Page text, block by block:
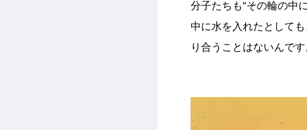
分子たちも“その輪の中
中に水を入れたとして
り合うことはないんです